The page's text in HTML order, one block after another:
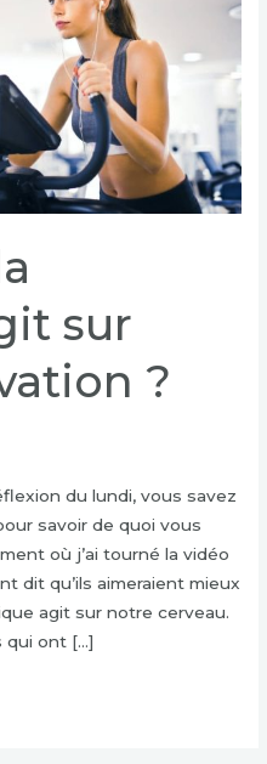
sur
?
du lundi, vous savez
savoir de quoi vous
où j’ai tourné la vidéo
dit qu’ils aimeraient mieux
agit sur notre cerveau.
qui ont […]